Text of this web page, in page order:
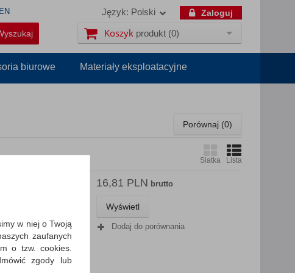
Zaloguj
Język: Polski
Koszyk produkt (0)
biurowe Materiały eksploatacyjne
Porównaj (0)
Siatka Lista
16,81 PLN brutto
Wyświetl
Dodaj do porównania
w niej o Twoją
zaufanych
o tzw. cookies.
zgody lub